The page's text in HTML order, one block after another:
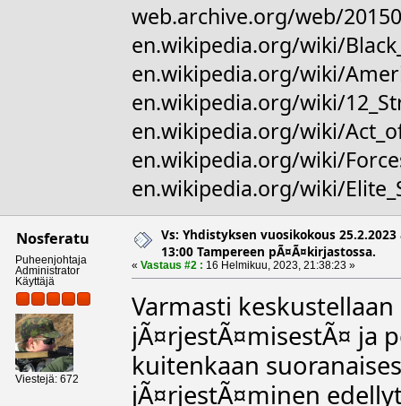
web.archive.org/web/
en.wikipedia.org/wiki/
en.wikipedia.org/wiki/
en.wikipedia.org/wiki/
en.wikipedia.org/wiki/
en.wikipedia.org/wiki/
en.wikipedia.org/wiki/
Nosferatu
Puheenjohtaja
Administrator
Käyttäjä
Viestejä: 672
Vs: Yhdistyksen vuosikokous
13:00 Tampereen pÃ¤Ã¤kirjastossa.
« Vastaus #2 : 16 Helmikuu, 2023, 21:38:23 »
Varmasti
jÃ¤rjestÃ¤misestÃ¤ ja
kuitenkaan
jÃ¤rjestÃ¤minen